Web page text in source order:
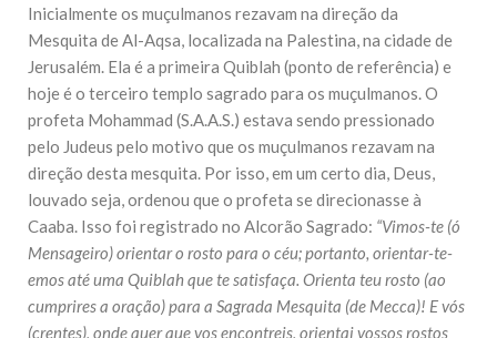
Inicialmente os muçulmanos rezavam na direção da
Mesquita de Al-Aqsa, localizada na Palestina, na cidade de
Jerusalém. Ela é a primeira Quiblah (ponto de referência) e
hoje é o terceiro templo sagrado para os muçulmanos. O
profeta Mohammad (S.A.A.S.) estava sendo pressionado
pelo Judeus pelo motivo que os muçulmanos rezavam na
direção desta mesquita. Por isso, em um certo dia, Deus,
louvado seja, ordenou que o profeta se direcionasse à
Caaba. Isso foi registrado no Alcorão Sagrado: “Vimos-te (ó
Mensageiro) orientar o rosto para o céu; portanto, orientar-te-
emos até uma Quiblah que te satisfaça. Orienta teu rosto (ao
cumprires a oração) para a Sagrada Mesquita (de Mecca)! E vós
(crentes), onde quer que vos encontreis, orientai vossos rostos